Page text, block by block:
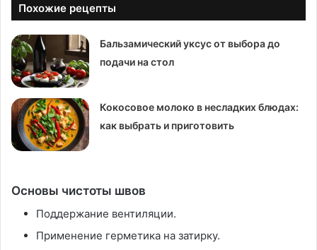
Похожие рецепты
Бальзамический уксус от выбора до
подачи на стол
Кокосовое молоко в несладких блюдах:
как выбрать и приготовить
Основы чистоты швов
Поддержание вентиляции.
Применение герметика на затирку.